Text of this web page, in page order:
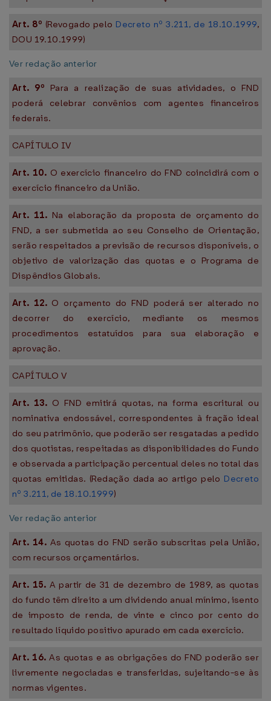
Art. 8º (Revogado pelo Decreto nº 3.211, de 18.10.1999,
DOU 19.10.1999)
Ver redação anterior
Art. 9º Para a realização de suas atividades, o FND
poderá celebrar convênios com agentes financeiros
federais.
CAPÍTULO IV
Art. 10. O exercício financeiro do FND coincidirá com o
exercício financeiro da União.
Art. 11. Na elaboração da proposta de orçamento do
FND, a ser submetida ao seu Conselho de Orientação,
serão respeitados a previsão de recursos disponíveis, o
objetivo de valorização das quotas e o Programa de
Dispêndios Globais.
Art. 12. O orçamento do FND poderá ser alterado no
decorrer do exercício, mediante os mesmos
procedimentos estatuídos para sua elaboração e
aprovação.
CAPÍTULO V
Art. 13. O FND emitirá quotas, na forma escritural ou
nominativa endossável, correspondentes à fração ideal
do seu patrimônio, que poderão ser resgatadas a pedido
dos quotistas, respeitadas as disponibilidades do Fundo
e observada a participação percentual deles no total das
quotas emitidas. (Redação dada ao artigo pelo Decreto
nº 3.211, de 18.10.1999)
Ver redação anterior
Art. 14. As quotas do FND serão subscritas pela União,
com recursos orçamentários.
Art. 15. A partir de 31 de dezembro de 1989, as quotas
do fundo têm direito a um dividendo anual mínimo, isento
de imposto de renda, de vinte e cinco por cento do
resultado líquido positivo apurado em cada exercício.
Art. 16.As quotas e as obrigações do FND poderão ser
livremente negociadas e transferidas, sujeitando-se às
normas vigentes.